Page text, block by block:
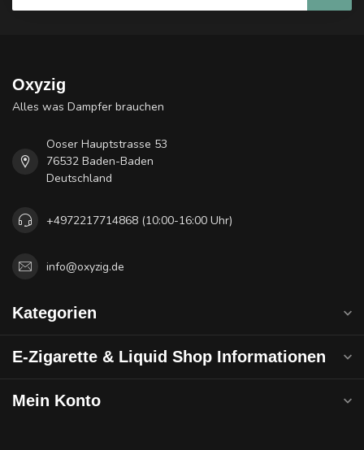
Oxyzig
Alles was Dampfer brauchen
Ooser Hauptstrasse 53
76532 Baden-Baden
Deutschland
+4972217714868 (10:00-16:00 Uhr)
info@oxyzig.de
Kategorien
E-Zigarette & Liquid Shop Informationen
Mein Konto